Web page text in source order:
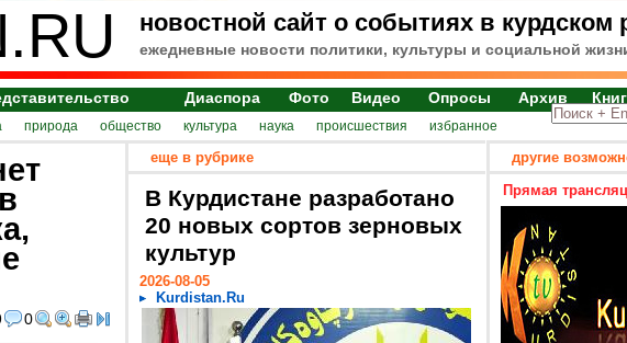
новостной сайт о событиях в курдском
ежедневные новости политики, культуры и социальной
Диаспора Фото Видео Опросы Архив
природа общество культура наука происшествия избранное
0
еще в рубрике
В Курдистане разработано
20 новых сортов зерновых
культур
2026-08-05
Kurdistan.Ru
другие
Прямая